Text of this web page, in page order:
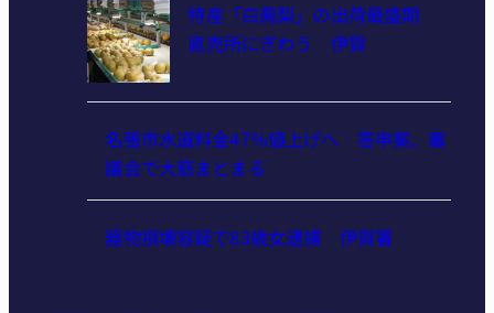
特産「白鳳梨」の出荷最盛期
直売所にぎわう 伊賀
名張市水道料金47％値上げへ 答申案、審
議会で大筋まとまる
器物損壊容疑で83歳女逮捕 伊賀署